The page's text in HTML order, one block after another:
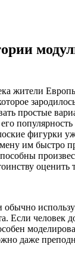
жители
простые
популярность
фигурки
им быстро
оценить
Если человек
даже